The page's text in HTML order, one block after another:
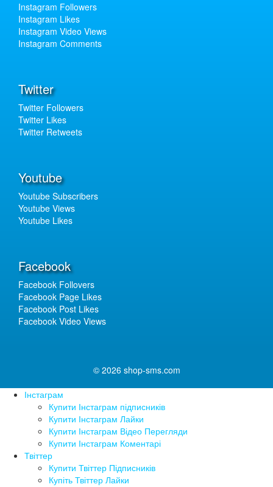
Instagram Followers
Instagram Likes
Instagram Video Views
Instagram Comments
Twitter
Twitter Followers
Twitter Likes
Twitter Retweets
Youtube
Youtube Subscribers
Youtube Views
Youtube Likes
Facebook
Facebook Follovers
Facebook Page Likes
Facebook Post Likes
Facebook Video Views
© 2026 shop-sms.com
Інстаграм
Купити Інстаграм підписників
Купити Інстаграм Лайки
Купити Інстаграм Відео Перегляди
Купити Інстаграм Коментарі
Твіттер
Купити Твіттер Підписників
Купіть Твіттер Лайки